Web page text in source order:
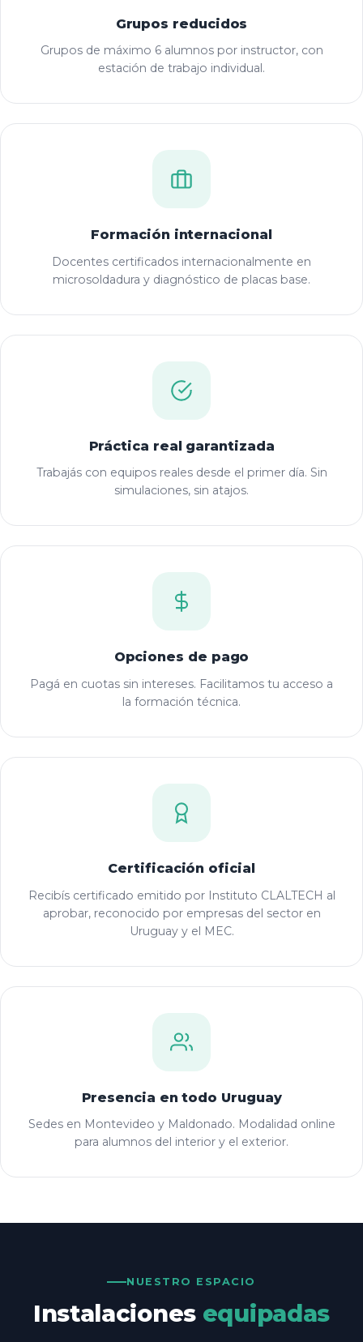
Grupos reducidos
Grupos de máximo 6 alumnos por instructor, con
estación de trabajo individual.
Formación internacional
Docentes certificados internacionalmente en
microsoldadura y diagnóstico de placas base.
Práctica real garantizada
Trabajás con equipos reales desde el primer día. Sin
simulaciones, sin atajos.
Opciones de pago
Pagá en cuotas sin intereses. Facilitamos tu acceso a
la formación técnica.
Certificación oficial
Recibís certificado emitido por Instituto CLALTECH al
aprobar, reconocido por empresas del sector en
Uruguay y el MEC.
Presencia en todo Uruguay
Sedes en Montevideo y Maldonado. Modalidad online
para alumnos del interior y el exterior.
NUESTRO ESPACIO
Instalaciones equipadas